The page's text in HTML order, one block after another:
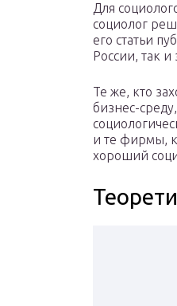
Для
социолог
его статьи
России, так
Те же, кто
бизнес-
и те фирмы,
хороший